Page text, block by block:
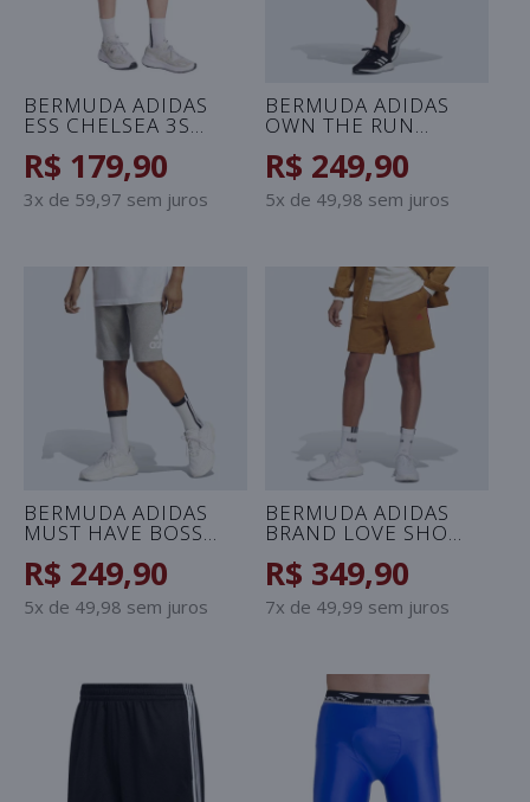
BERMUDA ADIDAS
ESS CHELSEA 3S
GRAFITE/PRETO
R$ 179,90
3x de 59,97 sem juros
BERMUDA ADIDAS
OWN THE RUN
MARINHO/PRATA
R$ 249,90
5x de 49,98 sem juros
BERMUDA ADIDAS
MUST HAVE BOSS
R$ 249,90
5x de 49,98 sem juros
BERMUDA ADIDAS
BRAND LOVE SHO
MARROM
R$ 349,90
7x de 49,99 sem juros